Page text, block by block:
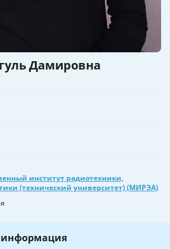
Дамировна
институт радиотехники,
(технический университет) (МИРЭА)
информация